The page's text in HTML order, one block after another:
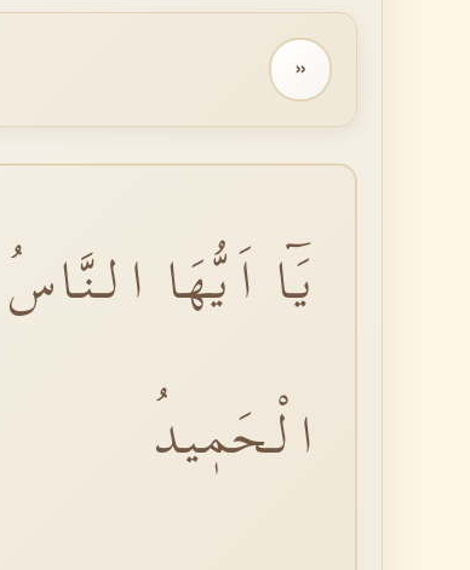
››
يَٓا اَيُّهَا
الْحَمٖيدُ